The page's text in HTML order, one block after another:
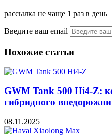
рассылка не чаще 1 раз в день
Введите ваш email
Похожие статьи
GWM Tank 500 Hi4-Z:
гибридного
08.11.2025